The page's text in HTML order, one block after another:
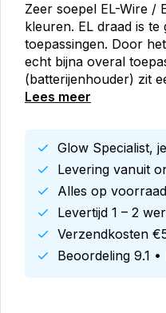
Zeer soepel EL-Wire /
kleuren. EL draad is
toepassingen. Door
echt bijna overal
(batterijenhouder) zit
Lees meer
Glow Specialist,
Levering vanuit
Alles op voorraad
Levertijd 1 – 2
Verzendkosten
Beoordeling 9.1